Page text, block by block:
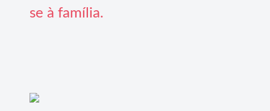
se à família.